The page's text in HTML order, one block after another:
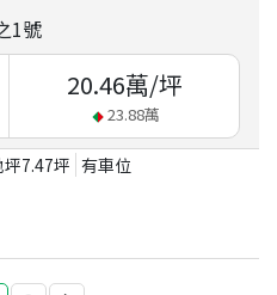
1號
20.46萬/坪
23.88萬
坪7.47坪 有車位